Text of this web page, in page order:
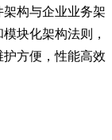
构与企业业务架
块化架构法则，
方便，性能高效